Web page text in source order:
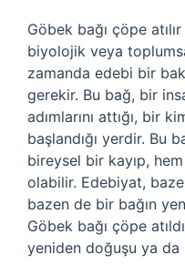
Göbek bağı çöpe
biyolojik veya
zamanda edebi bir
gerekir. Bu bağ, bir
adımlarını attığı, bir
başlandığı yerdir. Bu
bireysel bir kayıp,
olabilir. Edebiyat,
bazen de bir bağın
Göbek bağı çöpe
yeniden doğuşu ya da